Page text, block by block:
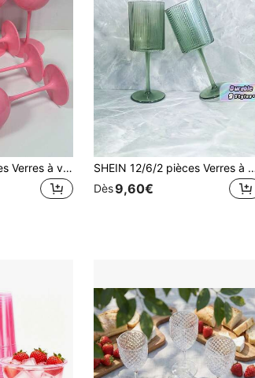
1/6/10/15/20 pièces Verres à vin en plastique incassable de 16oz/480ml - Coupes à champagne réutilisables, verres à pied multicolores, convient pour les mariages, les fêtes, les anniversaires, les réunions de famille et les restaurants, service de table élégant blanc/noir
SHEIN 12/6/2 pièces Verres à vin cylindriques à pied haut rayés, rose/vert/bleu, convenant aux réunions entre amis, mariages, banquets, festivals, fêtes d'anniversaire, flûtes à champagne, peuvent être offerts en cadeau à des amis, à la famille et
Dès9,60€